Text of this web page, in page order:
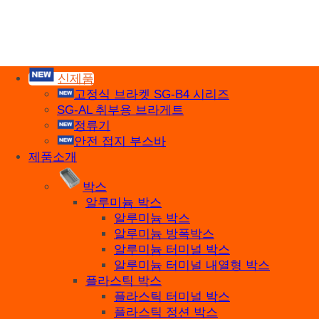
주식회사 세기
신제품
고정식 브라켓 SG-B4 시리즈
SG-AL 취부용 브라게트
정류기
안전 접지 부스바
제품소개
박스
알루미늄 박스
알루미늄 박스
알루미늄 방폭박스
알루미늄 터미널 박스
알루미늄 터미널 내열형 박스
플라스틱 박스
플라스틱 터미널 박스
플라스틱 정션 박스